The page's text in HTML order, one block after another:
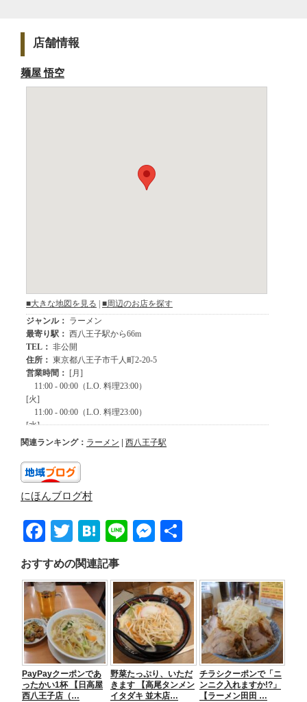
店舗情報
麺屋 悟空
関連ランキング： ラーメン 西八王子駅
にほんブログ村
F
a
c
e
b
o
o
k
T
wi
tt
er
H
at
e
n
a
Li
e
M
ss
e
n
g
er
おすすめの関連記事
PayPayクーポンであ
ったかい1杯 【日高屋
西八王子店（…
野菜たっぷり、いただ
きます 【高尾タンメン
イタダキ 並木店…
チラシクーポンで「ニ
ンニク入れますか!?」
【ラーメン田田 …